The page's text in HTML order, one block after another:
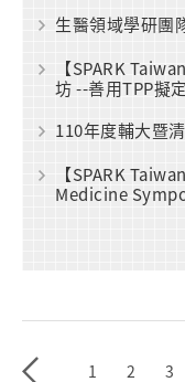
生醫領域學研團
【SPARK
坊 --善用TPP擬
110年度輔大暨
【SPARK
Medicine